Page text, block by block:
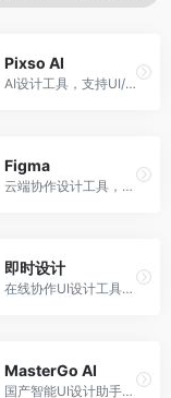
Pixso AI
AI设计工具，支持UI/UX设计全流程。面向设计师和产品团队，提供界面生成、设计优化、协作评审等服务，国产替代方案，团队协作便捷。
Figma
云端协作设计工具，整合AI设计辅助功能。面向UI/UX设计师和产品团队，提供界面设计、原型制作、团队协作等服务，协作功能强大，是UI设计领域的标杆产品。
即时设计
在线协作UI设计工具，整合AI设计功能。面向设计师和产品团队，提供界面设计、原型制作、设计资源库等服务，国产协作设计平台。
MasterGo AI
国产智能UI设计助手，专注于界面设计自动化。面向UI设计师，提供界面生成、组件设计、设计系统构建等服务，中文用户适配性好。